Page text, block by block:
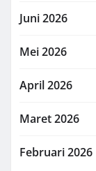
Juni 2026
Mei 2026
April 2026
Maret 2026
Februari 2026